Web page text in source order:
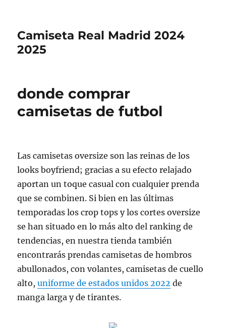
Camiseta Real Madrid 2024
2025
donde comprar
camisetas de futbol
Las camisetas oversize son las reinas de los
looks boyfriend; gracias a su efecto relajado
aportan un toque casual con cualquier prenda
que se combinen. Si bien en las últimas
temporadas los crop tops y los cortes oversize
se han situado en lo más alto del ranking de
tendencias, en nuestra tienda también
encontrarás prendas camisetas de hombros
abullonados, con volantes, camisetas de cuello
alto,uniforme de estados unidos 2022 de
manga larga y de tirantes.